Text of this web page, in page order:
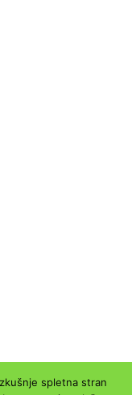
pridržane|Piškotki
spletna stran